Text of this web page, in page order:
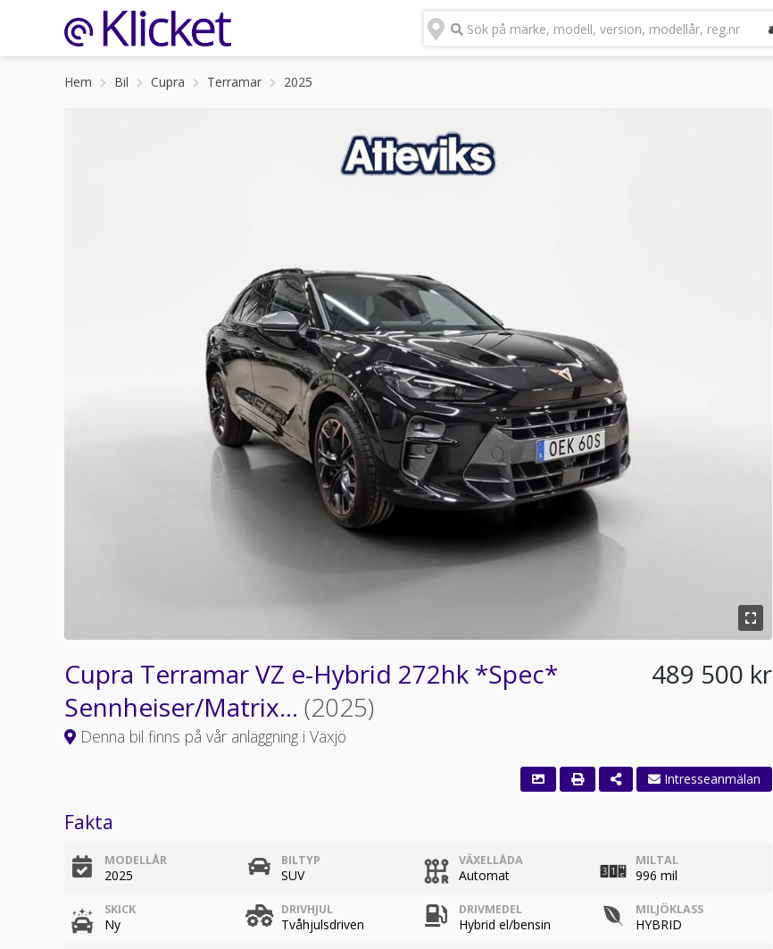
Sök på märke, modell, version, modellår, reg.nr
Hem Bil Cupra Terramar 2025
Cupra Terramar VZ e-Hybrid 272hk *Spec*
Sennheiser/Matrix... (2025)
Denna bil finns på vår anläggning i Växjö
489 500 kr
Fakta
MODELLÅR
2025
BILTYP
SUV
VÄXELLÅDA
Automat
MILTAL
996 mil
SKICK
Ny
DRIVHJUL
Tvåhjulsdriven
DRIVMEDEL
Hybrid el/bensin
MILJÖKLASS
HYBRID